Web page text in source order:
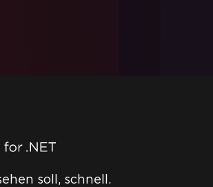
soll, schnell.